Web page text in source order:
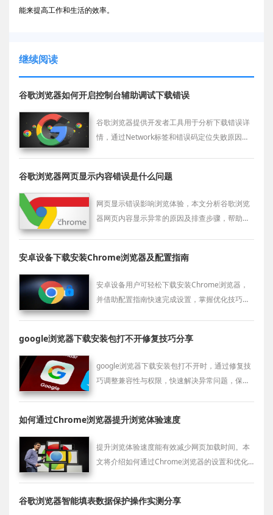
能来提高工作和生活的效率。
继续阅读
谷歌浏览器如何开启控制台辅助调试下载错误
谷歌浏览器提供开发者工具用于分析下载错误详
情，通过Network标签和错误码定位失败原因并
谷歌浏览器网页显示内容错误是什么问题
网页显示错误影响浏览体验，本文分析谷歌浏览
器网页内容显示异常的原因及排查步骤，帮助用
安卓设备下载安装Chrome浏览器及配置指南
安卓设备用户可轻松下载安装Chrome浏览器，
并借助配置指南快速完成设置，掌握优化技巧以
google浏览器下载安装包打不开修复技巧分享
google浏览器下载安装包打不开时，通过修复技
巧调整兼容性与权限，快速解决异常问题，保障
如何通过Chrome浏览器提升浏览体验速度
提升浏览体验速度能有效减少网页加载时间。本
文将介绍如何通过Chrome浏览器的设置和优化
谷歌浏览器智能填表数据保护操作实测分享